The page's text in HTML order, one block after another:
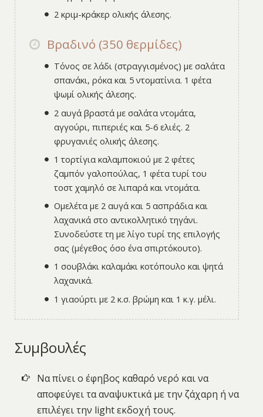
2 κριμ-κράκερ ολικής άλεσης.
Βραδινό (350 θερμίδες)
Τόνος σε λάδι (στραγγισμένος) με σαλάτα
σπανάκι, ρόκα και 5 ντοματίνια. 1 φέτα
ψωμί ολικής άλεσης.
2 αυγά βραστά με σαλάτα ντομάτα,
αγγούρι, πιπεριές και 5-6 ελιές. 2
φρυγανιές ολικής άλεσης.
1 τορτίγια καλαμποκιού με 2 φέτες
ζαμπόν γαλοπούλας, 1 φέτα τυρί του
τοστ χαμηλό σε λιπαρά και ντομάτα.
Ομελέτα με 2 αυγά και 5 ασπράδια και
λαχανικά στο αντικολλητικό τηγάνι.
Συνοδεύστε τη με λίγο τυρί της επιλογής
σας (μέγεθος όσο ένα σπιρτόκουτο).
1 σουβλάκι καλαμάκι κοτόπουλο και ψητά
λαχανικά.
1 γιαούρτι με 2 κ.σ. βρώμη και 1 κ.γ. μέλι.
Συμβουλές
Να πίνει ο έφηβος καθαρό νερό και να
αποφεύγει τα αναψυκτικά με την ζάχαρη ή να
επιλέγει την light εκδοχή τους.